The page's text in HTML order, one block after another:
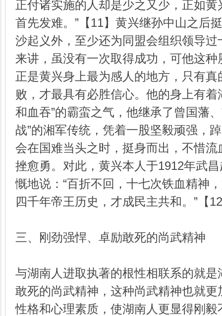
正付诸实施的人却是少之又少，正如黄
首先发难。”【11】黄兴继孙中山之后
沙起义外，至少还为同盟会组织领导
来讲，虽没有一次取得成功，可他这
正是黄兴身上最为感人的地方，只有
败，才最具有必胜信心。他的身上有着
和血吞”的霸蛮之气，他继承了曾国藩
战”的湘军传统，凭着一股坚毅顽强，
会在国难当头之时，挺身而出，不惜
挫愈勇。对此，黄兴本人于1912年武
慨地说：“百折不回，十七次铁血精神
四千年帝王历史，才成民主共和。”【
三、刚劲强悍、卓励敢死的尚武精神
与湖南人进取执著的根性相联系的就
敢死的尚武精神，这种尚武精神也就
性格和心理素质，使湖南人更显得刚